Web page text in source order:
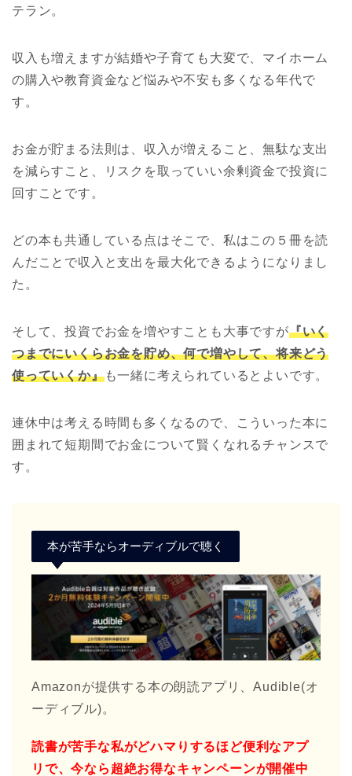
テラン。
収入も増えますが結婚や子育ても大変で、マイホーム
の購入や教育資金など悩みや不安も多くなる年代で
す。
お金が貯まる法則は、収入が増えること、無駄な支出
を減らすこと、リスクを取っていい余剰資金で投資に
回すことです。
どの本も共通している点はそこで、私はこの５冊を読
んだことで収入と支出を最大化できるようになりまし
た。
そして、投資でお金を増やすことも大事ですが『いく
つまでにいくらお金を貯め、何で増やして、将来どう
使っていくか』も一緒に考えられているとよいです。
連休中は考える時間も多くなるので、こういった本に
囲まれて短期間でお金について賢くなれるチャンスで
す。
本が苦手ならオーディブルで聴く
Amazonが提供する本の朗読アプリ、Audible(オ
ーディブル)。
読書が苦手な私がどハマりするほど便利なアプ
リで、今なら超絶お得なキャンペーンが開催中